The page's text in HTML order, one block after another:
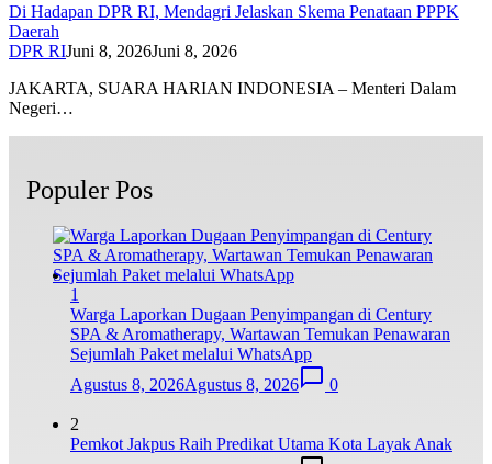
Di Hadapan DPR RI, Mendagri Jelaskan Skema Penataan PPPK
Daerah
DPR RIJuni 8, 2026Juni 8, 2026
JAKARTA, SUARA HARIAN INDONESIA – Menteri Dalam
Negeri…
Populer Pos
1
Warga Laporkan Dugaan Penyimpangan di Century
SPA & Aromatherapy, Wartawan Temukan Penawaran
Sejumlah Paket melalui WhatsApp
Agustus 8, 2026Agustus 8, 2026 0
2
Pemkot Jakpus Raih Predikat Utama Kota Layak Anak